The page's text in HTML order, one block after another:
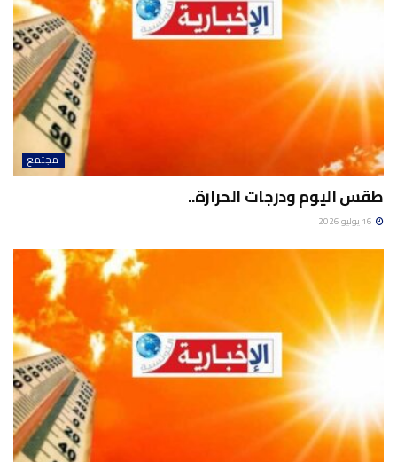
مجتمع
طقس اليوم ودرجات الحرارة..